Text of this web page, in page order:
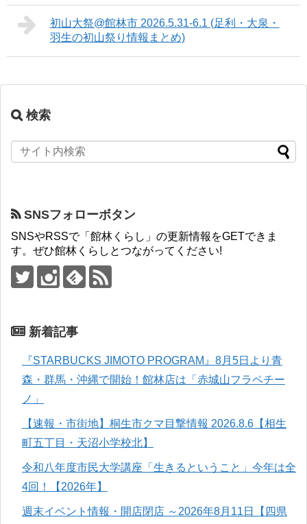
初山大祭@館林市 2026.5.31-6.1 (足利・大泉・
羽生の初山祭り情報まとめ)
検索
SNSフォローボタン
SNSやRSSで「館林くらし」の更新情報をGETできま
す。ぜひ館林くらしとつながってください!
新着記事
『STARBUCKS JIMOTO PROGRAM』8月5日より青
森・群馬・沖縄で開始！館林店は「赤城山フラペチー
ノ」
【速報・市街地】桐生市クマ目撃情報 2026.8.6【相生
町五丁目・天沼小学校北】
令和八年度市民大学講座「生きるということ」今年は全
4回！【2026年】
週末イベント情報・開店閉店 ～2026年8月11日【四県